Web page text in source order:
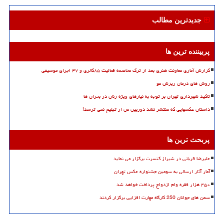
جدیدترین مطالب
پربیننده ترین ها
گزارش آماری معاونت هنری بعد از ترک مخاصمه فعالیت ۸۵گالری و ۴۷ اجرای موسیقی
روش های درمان ریزش مو
تاکید شهرداری تهران بر توجه به نیازهای ویژه زنان در بحران ها
داستان عکسهایی که منتشر نشد دوربین من از تبلیغ نمی ترسد!
پربحث ترین ها
علیرضا قربانی در شیراز کنسرت برگزار می نماید
آمار آثار ارسالی به سومین جشنواره عکس تهران
۴۵۰ هزار فقره وام ازدواج پرداخت خواهد شد
سمن های جوانان 250 کارگاه مهارت افزایی برگزار کردند